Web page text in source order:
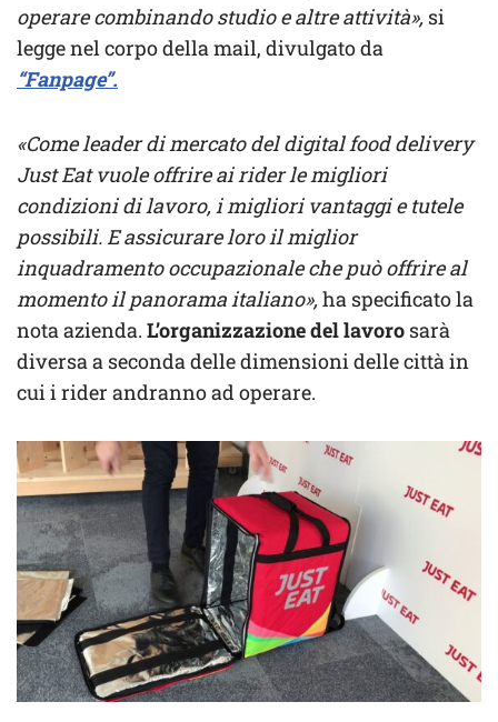
operare combinando studio e altre attività», si
legge nel corpo della mail, divulgato da
“Fanpage”.
«Come leader di mercato del digital food delivery
Just Eat vuole offrire ai rider le migliori
condizioni di lavoro, i migliori vantaggi e tutele
possibili. E assicurare loro il miglior
inquadramento occupazionale che può offrire al
momento il panorama italiano»,ha specificato la
nota azienda. L’organizzazione del lavoro sarà
diversa a seconda delle dimensioni delle città in
cui i rider andranno ad operare.